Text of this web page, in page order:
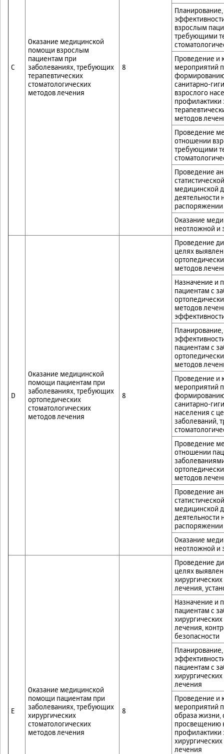
C
Оказание медицинской
помощи взрослым
пациентам при
заболеваниях, требующих
терапевтических
стоматологических
методов лечения
8
взрослым
требующими
Проведение и
мероприятий
санитарно-
взрослого
методов
Проведение
отношении
требующими
Проведение
медицинской
деятельности
Оказание
неотложной и
D
Оказание медицинской
помощи пациентам при
заболеваниях, требующих
ортопедических
стоматологических
методов лечения
8
Проведение
целях
методов
Назначение и
пациентам с
методов
пациентам с
методов
Проведение и
мероприятий
санитарно-
населения с
заболеваний,
Проведение
отношении
методов
Проведение
медицинской
деятельности
Оказание
неотложной и
E
Оказание медицинской
помощи пациентам при
заболеваниях, требующих
хирургических
стоматологических
методов лечения
8
Проведение
целях
лечения,
Назначение и
пациентам с
лечения,
безопасности
пациентам с
лечения
Проведение и
мероприятий
образа жизни,
просвещению
лечения